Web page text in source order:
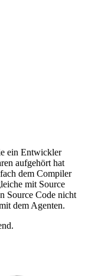
ein Entwickler
aufgehört hat
dem Compiler
mit Source
Source Code nicht
dem Agenten.